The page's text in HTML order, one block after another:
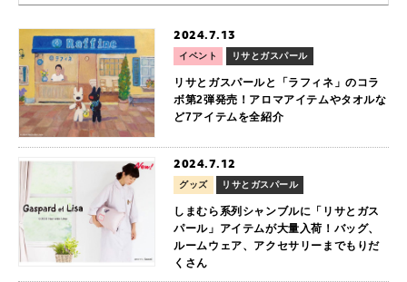
2024.7.13
イベント リサとガスパール
リサとガスパールと「ラフィネ」のコラ
ボ第2弾発売！アロマアイテムやタオルな
ど7アイテムを全紹介
2024.7.12
グッズ リサとガスパール
しまむら系列シャンブルに「リサとガス
パール」アイテムが大量入荷！バッグ、
ルームウェア、アクセサリーまでもりだ
くさん